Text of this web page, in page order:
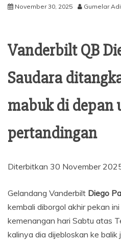
November 30, 2025 Gumelar
Vanderbilt QB
Saudara
mabuk di depan
pertandingan
Diterbitkan 30 November
Gelandang Vanderbilt Diego
kembali diborgol akhir pekan
kemenangan hari Sabtu atas
kalinya dia dijebloskan ke balik